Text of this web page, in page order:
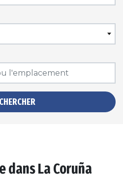
dans La Coruña